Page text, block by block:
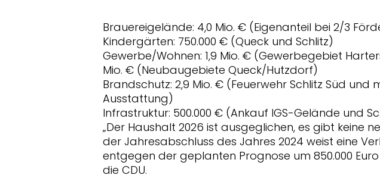
Brauereigelände: 4,0 Mio. € (Eigenanteil bei 2/3
Kindergärten: 750.000 € (Queck und Schlitz)
Gewerbe/Wohnen: 1,9 Mio. € (Gewerbegebiet
Mio. € (Neubaugebiete Queck/Hutzdorf)
Brandschutz: 2,9 Mio. € (Feuerwehr Schlitz Süd und
Ausstattung)
Infrastruktur: 500.000 € (Ankauf IGS-Gelände und
Der Haushalt 2026 ist ausgeglichen, es gibt keine
der Jahresabschluss des Jahres 2024 weist eine
entgegen der geplanten Prognose um 850.000
die CDU.